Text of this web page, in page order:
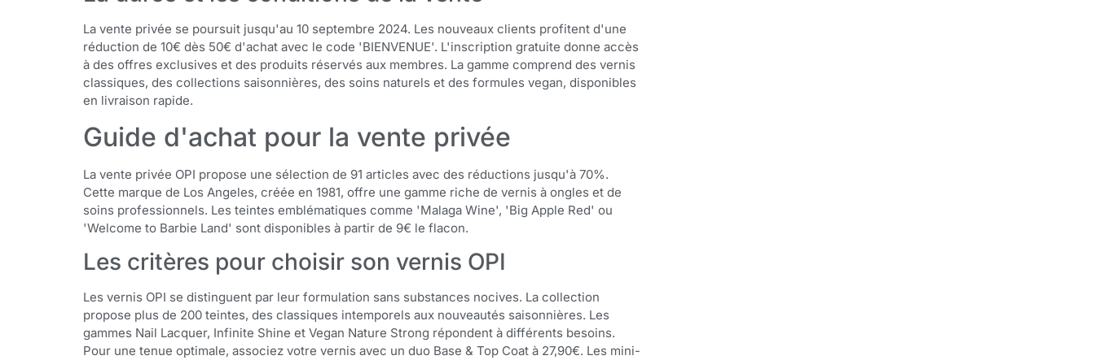
La vente privée se poursuit jusqu'au 10 septembre 2024. Les nouveaux clients profitent d'une
réduction de 10€ dès 50€ d'achat avec le code 'BIENVENUE'. L'inscription gratuite donne accès
à des offres exclusives et des produits réservés aux membres. La gamme comprend des vernis
classiques, des collections saisonnières, des soins naturels et des formules vegan, disponibles
en livraison rapide.
Guide d'achat pour la vente privée
La vente privée OPI propose une sélection de 91 articles avec des réductions jusqu'à 70%.
Cette marque de Los Angeles, créée en 1981, offre une gamme riche de vernis à ongles et de
soins professionnels. Les teintes emblématiques comme 'Malaga Wine', 'Big Apple Red' ou
'Welcome to Barbie Land' sont disponibles à partir de 9€ le flacon.
Les critères pour choisir son vernis OPI
Les vernis OPI se distinguent par leur formulation sans substances nocives. La collection
propose plus de 200 teintes, des classiques intemporels aux nouveautés saisonnières. Les
gammes Nail Lacquer, Infinite Shine et Vegan Nature Strong répondent à différents besoins.
Pour une tenue optimale, associez votre vernis avec un duo Base & Top Coat à 27,90€. Les mini-